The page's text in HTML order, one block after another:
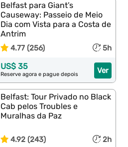
Belfast para Giant’s
Causeway: Passeio de Meio
Dia com Vista para a Costa de
Antrim
4.77 (256) 5h
Ver
US$ 35
Reserve agora e pague depois
Belfast: Tour Privado no Black
Cab pelos Troubles e
Muralhas da Paz
4.92 (243) 2h